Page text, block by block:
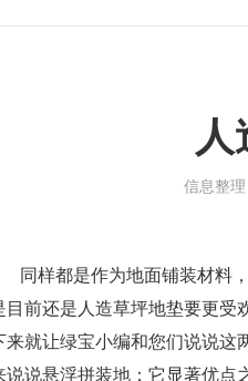
人
信息整
都是作为地面铺装材料
目前还是 人造草坪地垫要更受
来就让绿宝小编和您们说说这
说说悬浮拼装地 ： 它显著优点